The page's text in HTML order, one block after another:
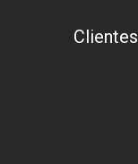
Clientes